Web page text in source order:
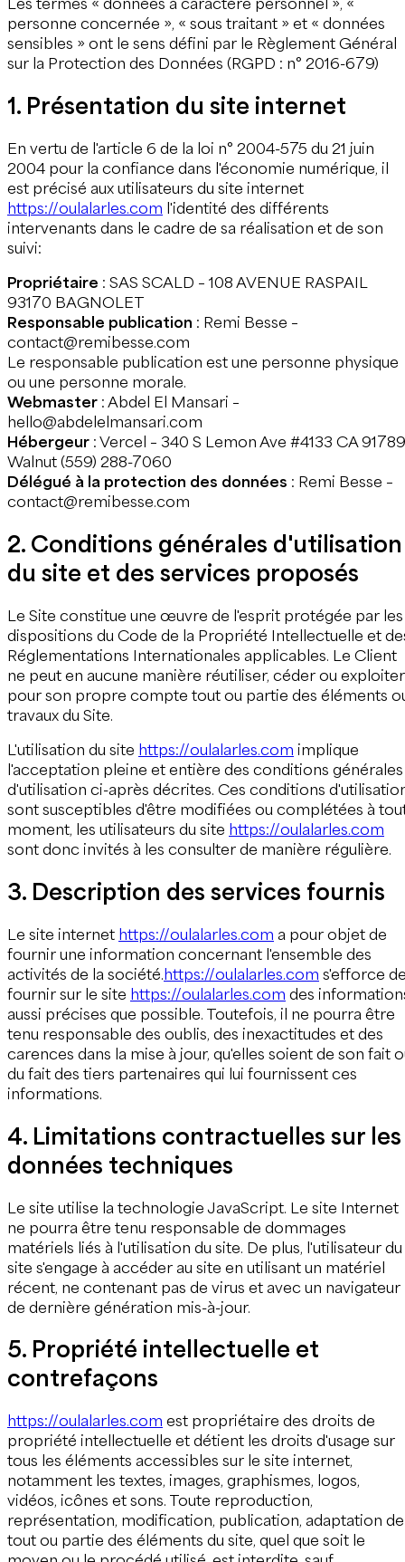
personne concernée », « sous traitant » et « données
sensibles » ont le sens défini par le Règlement Général
sur la Protection des Données (RGPD : n° 2016-679)
1. Présentation du site internet
En vertu de l'article 6 de la loi n° 2004-575 du 21 juin
2004 pour la confiance dans l'économie numérique, il
est précisé aux utilisateurs du site internet
https://oulalarles.com l'identité des différents
intervenants dans le cadre de sa réalisation et de son
suivi:
Propriétaire : SAS SCALD – 108 AVENUE RASPAIL
93170 BAGNOLET
Responsable publication : Remi Besse –
contact@remibesse.com
Le responsable publication est une personne physique
ou une personne morale.
Webmaster : Abdel El Mansari –
hello@abdelelmansari.com
Hébergeur : Vercel – 340 S Lemon Ave #4133 CA 91789
Walnut (559) 288-7060
Délégué à la protection des données : Remi Besse –
contact@remibesse.com
2. Conditions générales d'utilisation
du site et des services proposés
Le Site constitue une œuvre de l'esprit protégée par les
dispositions du Code de la Propriété Intellectuelle et
Réglementations Internationales applicables. Le Client
ne peut en aucune manière réutiliser, céder ou exploiter
pour son propre compte tout ou partie des éléments
travaux du Site.
L'utilisation du site https://oulalarles.com implique
l'acceptation pleine et entière des conditions générales
d'utilisation ci-après décrites. Ces conditions
sont susceptibles d'être modifiées ou complétées à
moment, les utilisateurs du site https://oulalarles.com
sont donc invités à les consulter de manière régulière.
3. Description des services fournis
Le site internet https://oulalarles.com a pour objet de
fournir une information concernant l'ensemble des
activités de la société.https://oulalarles.com s'efforce
fournir sur le site https://oulalarles.com des
aussi précises que possible. Toutefois, il ne pourra être
tenu responsable des oublis, des inexactitudes et des
carences dans la mise à jour, qu'elles soient de son fait
du fait des tiers partenaires qui lui fournissent ces
informations.
4. Limitations contractuelles sur les
données techniques
Le site utilise la technologie JavaScript. Le site Internet
ne pourra être tenu responsable de dommages
matériels liés à l'utilisation du site. De plus, l'utilisateur du
site s'engage à accéder au site en utilisant un matériel
récent, ne contenant pas de virus et avec un navigateur
de dernière génération mis-à-jour.
5. Propriété intellectuelle et
contrefaçons
https://oulalarles.com est propriétaire des droits de
propriété intellectuelle et détient les droits d'usage sur
tous les éléments accessibles sur le site internet,
notamment les textes, images, graphismes, logos,
vidéos, icônes et sons. Toute reproduction,
représentation, modification, publication, adaptation de
tout ou partie des éléments du site, quel que soit le